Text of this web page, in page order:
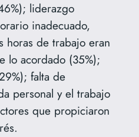
liderazgo
inadecuado,
horas de trabajo eran
lo acordado (35%);
falta de
personal y el trabajo
que propiciaron